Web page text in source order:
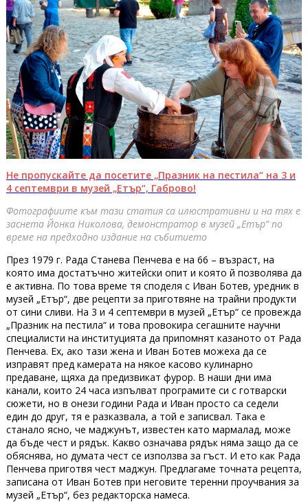
Не пропускайте да посетите „Празник на пестила“ на 3 и
4 септември в музей „Етър“, Габрово!
Фотографиите към тази статия са илюстративни и на тях е
заснета Йонка Николова, демонстратор в музей „Етър“ по
време на предходно издание на събитието
През 1979 г. Рада Станева Пенчева е на 66 – възраст, на
която има достатъчно житейски опит и която й позволява да
е активна. По това време тя споделя с Иван Ботев, уредник в
музей „Етър“, две рецепти за приготвяне на трайни продукти
от сини сливи. На 3 и 4 септември в музей „Етър“ се провежда
„Празник на пестила“ и това провокира сегашните научни
специалисти на институцията да припомнят казаното от Рада
Пенчева. Ех, ако тази жена и Иван Ботев можеха да се
изправят пред камерата на някое касово кулинарно
предаване, щяха да предизвикат фурор. В наши дни има
канали, които 24 часа изпълват програмите си с готварски
сюжети, но в онези години Рада и Иван просто са седели
един до друг, тя е разказвала, а той е записвал. Така е
станало ясно, че маджунът, известен като мармалад, може
да бъде чест и рядък. Какво означава рядък няма защо да се
обяснява, но думата чест се използва за гъст. И ето как Рада
Пенчева приготвя чест маджун. Предлагаме точната рецепта,
записана от Иван Ботев при неговите теренни проучвания за
музей „Етър“, без редакторска намеса.